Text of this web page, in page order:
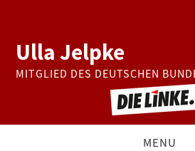
Ulla Jelpke
MITGLIED DES DEUTSCHEN
MENU